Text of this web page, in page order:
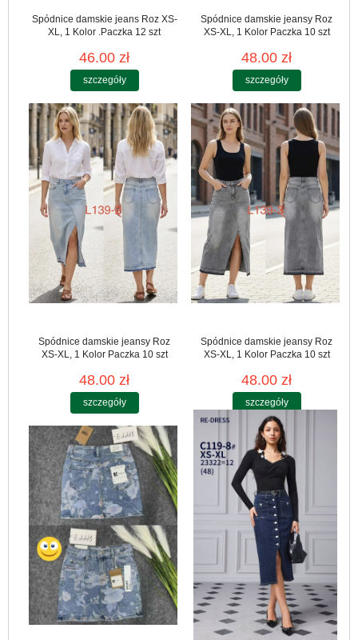
Spódnice damskie jeans Roz XS-
XL, 1 Kolor .Paczka 12 szt
46.00 zł
szczegóły
Spódnice damskie jeansy Roz
XS-XL, 1 Kolor Paczka 10 szt
48.00 zł
szczegóły
Spódnice damskie jeansy Roz
XS-XL, 1 Kolor Paczka 10 szt
48.00 zł
szczegóły
Spódnice damskie jeansy Roz
XS-XL, 1 Kolor Paczka 10 szt
48.00 zł
szczegóły